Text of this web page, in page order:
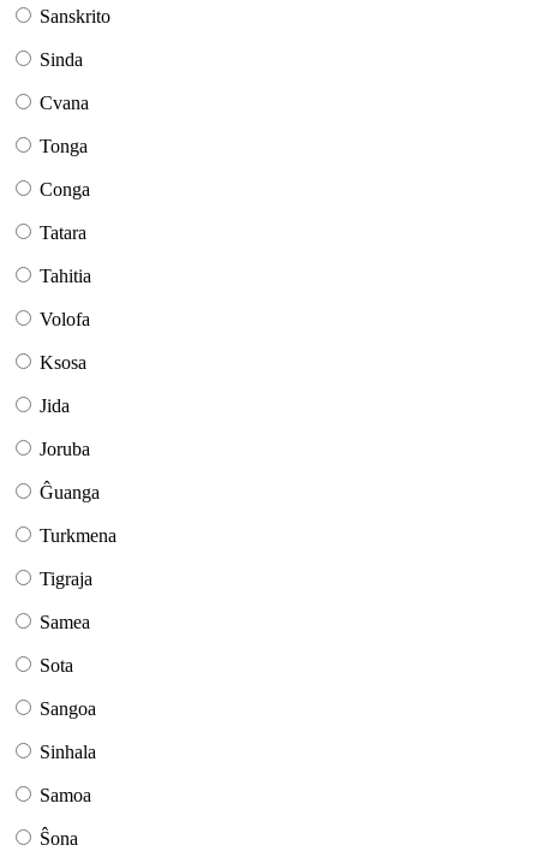
Sanskrito
Sinda
Cvana
Tonga
Conga
Tatara
Tahitia
Volofa
Ksosa
Jida
Joruba
Ĝuanga
Turkmena
Tigraja
Samea
Sota
Sangoa
Sinhala
Samoa
Ŝona